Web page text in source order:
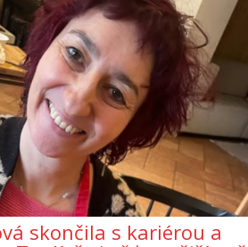
skončila s kariérou a